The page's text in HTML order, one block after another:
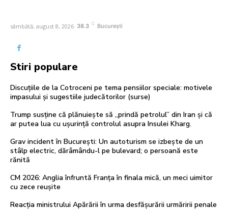
sâmbătă, august 8, 2026 38.3 C București
Stiri populare
Discuțiile de la Cotroceni pe tema pensiilor speciale: motivele
impasului și sugestiile judecătorilor (surse)
Trump susține că plănuiește să „prindă petrolul” din Iran și că
ar putea lua cu ușurință controlul asupra Insulei Kharg.
Grav incident în București: Un autoturism se izbește de un
stâlp electric, dărâmându-l pe bulevard; o persoană este
rănită
CM 2026: Anglia înfruntă Franța în finala mică, un meci uimitor
cu zece reușite
Reacția ministrului Apărării în urma desfășurării urmăririi penale